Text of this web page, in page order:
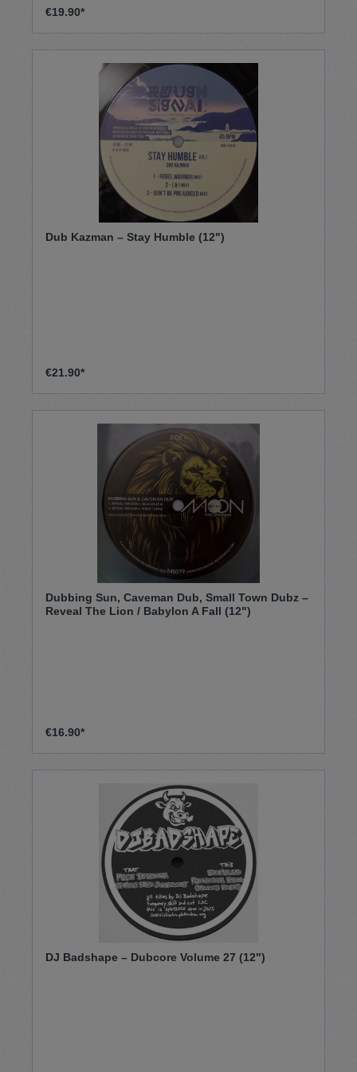
€19.90*
Dub Kazman – Stay Humble (12")
€21.90*
Dubbing Sun, Caveman Dub, Small Town Dubz –
Reveal The Lion / Babylon A Fall (12")
€16.90*
DJ Badshape – Dubcore Volume 27 (12")